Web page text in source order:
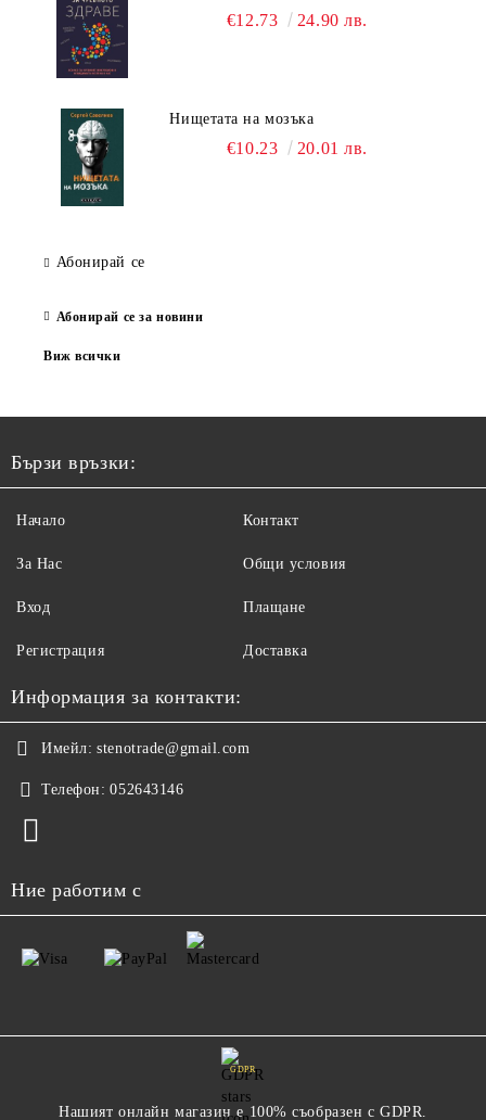
€12.73 24.90 лв.
Нищетата на мозъка
€10.23 20.01 лв.
Абонирай се
Абонирай се за новини
Виж всички
Бързи връзки:
Начало
За Нас
Вход
Регистрация
Контакт
Общи условия
Плащане
Доставка
Информация за контакти:
Имейл: stenotrade@gmail.com
Телефон: 052643146
Ние работим с
GDPR
Нашият онлайн магазин е 100% съобразен с GDPR.